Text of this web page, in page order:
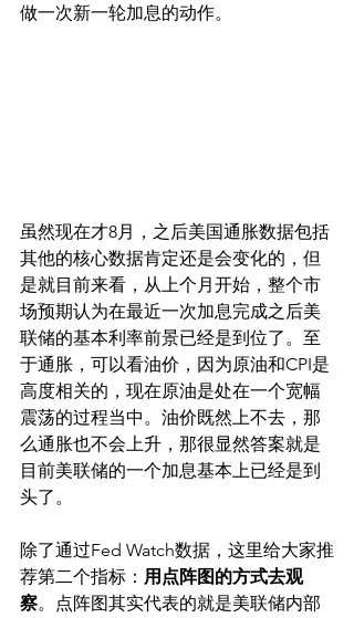
做一次新一轮加息的动作。
虽然现在才8月，之后美国通胀数据包括
其他的核心数据肯定还是会变化的，但
是就目前来看，从上个月开始，整个市
场预期认为在最近一次加息完成之后美
联储的基本利率前景已经是到位了。至
于通胀，可以看油价，因为原油和CPI是
高度相关的，现在原油是处在一个宽幅
震荡的过程当中。油价既然上不去，那
么通胀也不会上升，那很显然答案就是
目前美联储的一个加息基本上已经是到
头了。
除了通过Fed Watch数据，这里给大家推
荐第二个指标： 用点阵图的方式去观
察。点阵图其实代表的就是美联储内部